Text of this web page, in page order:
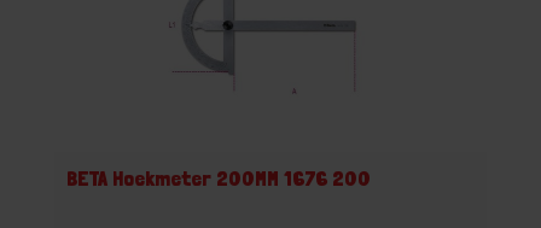
BETA Hoekmeter 200MM 1676 200